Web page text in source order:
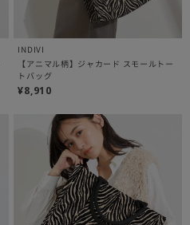
INDIVI
【アニマル柄】ジャカード スモールトー
トバッグ
¥8,910